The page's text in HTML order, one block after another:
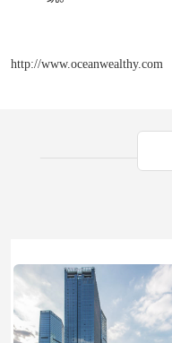
http://www.oceanwealthy.com